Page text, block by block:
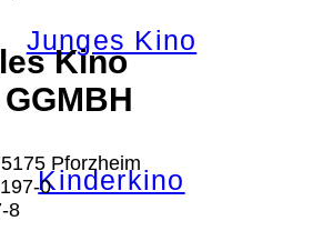
Junges Kino
Kinderkino
Kino
Pforzheim
0
8